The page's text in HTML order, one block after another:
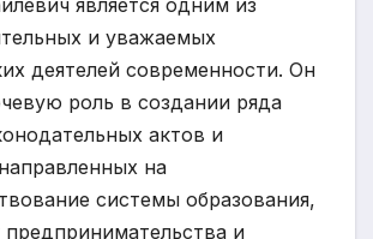
является одним из
и уважаемых
деятелей современности. Он
роль в создании ряда
актов и
на
системы образования,
и